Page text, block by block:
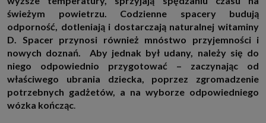
http://www.sagier.pl/
Jeżeli wyrazisz zgodę, o którą wyżej prosimy, administratorami Twoich
danych osobowych będą także nasi Zaufani Partnerzy. Listę Zaufanych
Partnerów możesz sprawdzić w każdym momencie na stronie naszej
polityki prywatności
i tam też zmodyfikować lub cofnąć swoje zgody.
Podstawa i cel przetwarzania
Twoje dane przetwarzamy w następujących celach:
1. Jeśli zawieramy z Tobą umowę o realizację danej usługi (np. usługi
zapewniającej Ci możliwość zapoznania się z jednym z naszych serwisów
w oparciu o treść regulaminu tego serwisu), to możemy przetwarzać
świeżym powietrzu. Codzienne spacery budują
odporność, dotleniają i dostarczają naturalnej witaminy
D. Spacer przynosi również mnóstwo przyjemności i
nowych doznań. Aby jednak był udany, należy się do
niego odpowiednio przygotować – zaczynając od
właściwego ubrania dziecka, poprzez zgromadzenie
potrzebnych gadżetów, a na wyborze odpowiedniego
wózka kończąc